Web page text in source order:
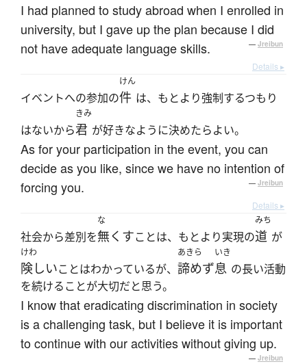
I had planned to study abroad when I enrolled in
university, but I gave up the plan because I did
not have adequate language skills.
— Jreibun
Details ▸
イベントへの参加の
けん
件 は、もとより強制するつもり
はないから
きみ
君 が好きなように決めたらよい。
As for your participation in the event, you can
decide as you like, since we have no intention of
forcing you.
— Jreibun
Details ▸
社会から差別を
な
無くすことは、もとより実現の
みち
道 が
けわ
険しいことはわかっているが、
あきら
諦めず
いき
息 の長い活動
を続けることが大切だと思う。
I know that eradicating discrimination in society
is a challenging task, but I believe it is important
to continue with our activities without giving up.
— Jreibun